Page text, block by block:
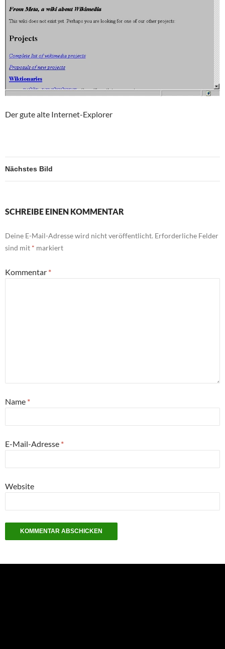
Der gute alte Internet-Explorer
Nächstes Bild
SCHREIBE EINEN KOMMENTAR
Deine E-Mail-Adresse wird nicht veröffentlicht. Erforderliche Felder
sind mit * markiert
Kommentar *
Name *
E-Mail-Adresse *
Website